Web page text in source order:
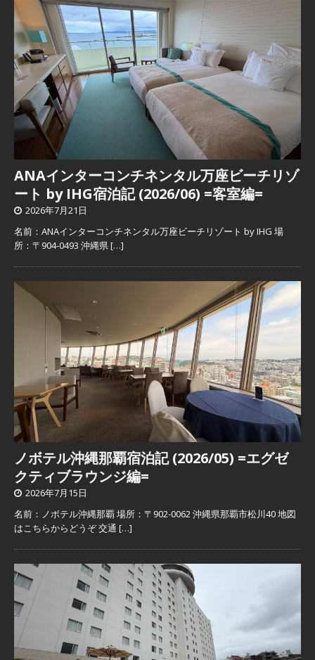
ANAインターコンチネンタル万座ビーチリゾ
ート by IHG宿泊記 (2026/06) =客室編=
2026年7月21日
名前：ANAインターコンチネンタル万座ビーチリゾート by IHG 場
所：〒904-0493 沖縄県[…]
ノボテル沖縄那覇宿泊記 (2026/05) =エグゼ
クティブラウンジ編=
2026年7月15日
名前：ノボテル沖縄那覇 場所：〒902-0062 沖縄県那覇市松川40 地図
はこちらからどうぞ 交通 […]